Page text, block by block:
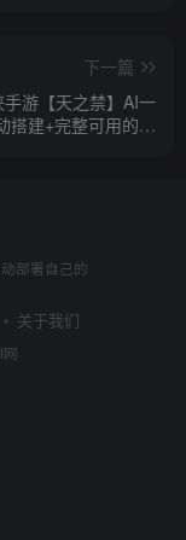
下一篇
游【天之禁】AI一
搭建+完整可用的充
部署自己的
关于我们